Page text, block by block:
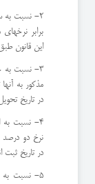
این قانون
۳- نسبت به
در تاریخ
۴- نسبت به
در تاریخ ثبت